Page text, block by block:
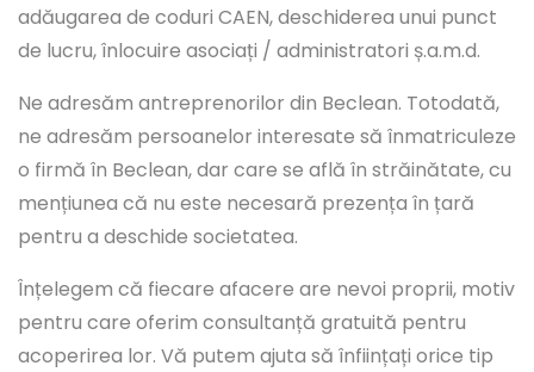
adăugarea de coduri CAEN, deschiderea unui punct
de lucru, înlocuire asociați / administratori ș.a.m.d.
Ne adresăm antreprenorilor din Beclean. Totodată,
ne adresăm persoanelor interesate să înmatriculeze
o firmă în Beclean, dar care se află în străinătate, cu
mențiunea că nu este necesară prezența în țară
pentru a deschide societatea.
Înțelegem că fiecare afacere are nevoi proprii, motiv
pentru care oferim consultanță gratuită pentru
acoperirea lor. Vă putem ajuta să înființați orice tip